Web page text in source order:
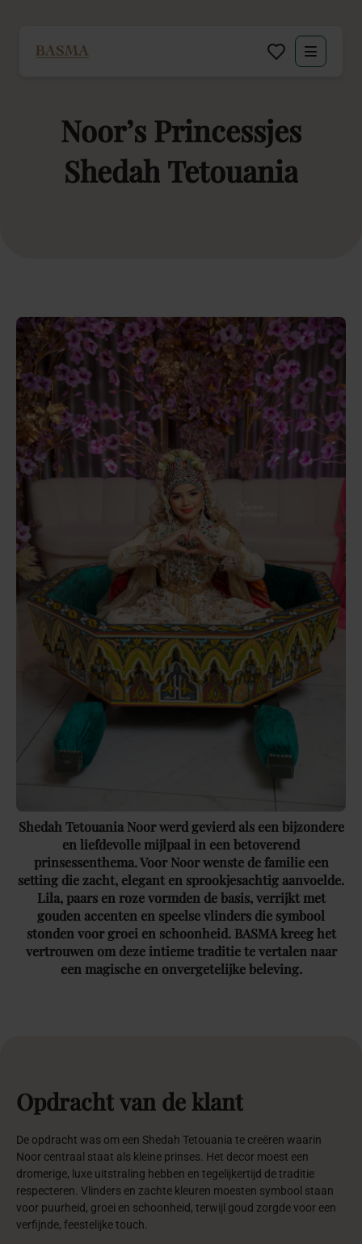
Zakelijk
Decoratie huren
Contact
Noor’s Princessjes
Shedah Tetouania
Shedah Tetouania Noor werd gevierd als een bijzondere
en liefdevolle mijlpaal in een betoverend
prinsessenthema. Voor Noor wenste de familie een
setting die zacht, elegant en sprookjesachtig aanvoelde.
Lila, paars en roze vormden de basis, verrijkt met
gouden accenten en speelse vlinders die symbool
stonden voor groei en schoonheid. BASMA kreeg het
vertrouwen om deze intieme traditie te vertalen naar
een magische en onvergetelijke beleving.
Opdrachtvan de klant
De opdracht was om een Shedah Tetouania te creëren waarin
Noor centraal staat als kleine prinses. Het decor moest een
dromerige, luxe uitstraling hebben en tegelijkertijd de traditie
respecteren. Vlinders en zachte kleuren moesten symbool staan
voor puurheid, groei en schoonheid, terwijl goud zorgde voor een
verfijnde, feestelijke touch.